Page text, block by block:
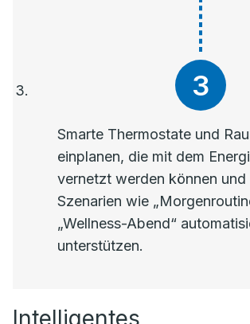
Smarte Thermostate und
einplanen, die mit dem
vernetzt werden können
Szenarien wie
„Wellness-Abend“
unterstützen.
Intelligentes